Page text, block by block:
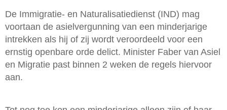
De Immigratie- en Naturalisatiedienst (IND) mag
voortaan de asielvergunning van een minderjarige
intrekken als hij of zij wordt veroordeeld voor een
ernstig openbare orde delict. Minister Faber van Asiel
en Migratie past binnen 2 weken de regels hiervoor
aan.